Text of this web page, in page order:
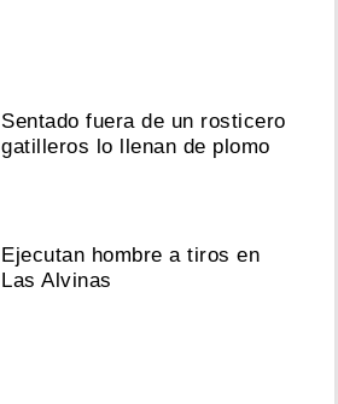
Sentado fuera de un rosticero
gatilleros lo llenan de plomo
Ejecutan hombre a tiros en
Las Alvinas